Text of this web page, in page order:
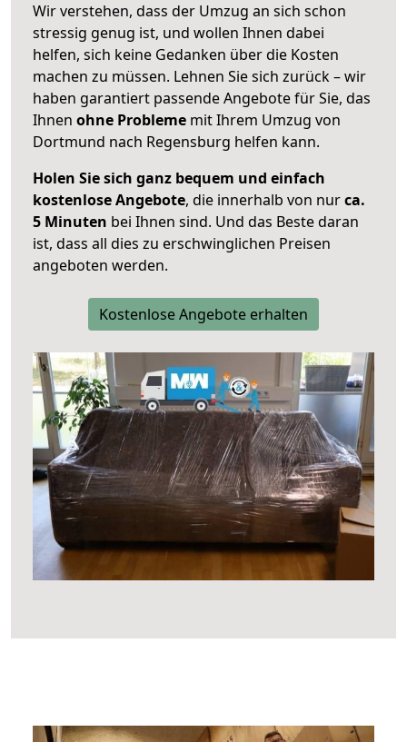
Wir verstehen, dass der Umzug an sich schon
stressig genug ist, und wollen Ihnen dabei
helfen, sich keine Gedanken über die Kosten
machen zu müssen. Lehnen Sie sich zurück – wir
haben garantiert passende Angebote für Sie, das
Ihnen ohne Probleme mit Ihrem Umzug von
Dortmund nach Regensburg helfen kann.
Holen Sie sich ganz bequem und einfach
kostenlose Angebote, die innerhalb von nurca.
5 Minuten bei Ihnen sind. Und das Beste daran
ist, dass all dies zu erschwinglichen Preisen
angeboten werden.
Kostenlose Angebote erhalten